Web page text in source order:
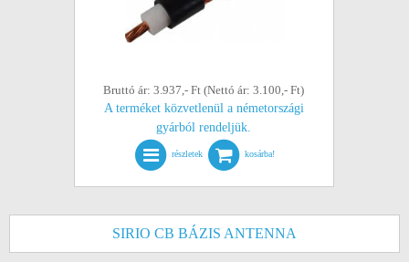
Bruttó ár: 3.937,- Ft (Nettó ár: 3.100,- Ft)
A terméket közvetlenül a németországi
gyárból rendeljük.
részletek kosárba!
SIRIO CB BÁZIS ANTENNA